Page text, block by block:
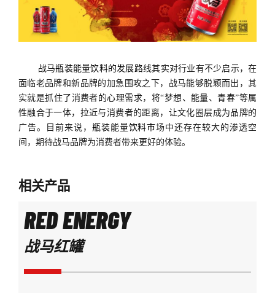
战马瓶装能量饮料的发展路线其实对行业有不少启示，在
面临老品牌和新品牌的加急围攻之下，战马能够脱颖而出，其
实就是抓住了消费者的心理需求，将“梦想、能量、青春”等属
性融合于一体，拉近与消费者的距离，让文化圈层成为品牌的
广告。目前来说， 瓶装能量饮料市场中还存在较大的渗透空
间，期待战马品牌为消费者带来更好的体验。
相关产品
RED ENERGY
战马红罐